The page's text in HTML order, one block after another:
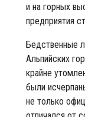
и на горных
предприятия
Бедственные
Альпийских
крайне
были
не только